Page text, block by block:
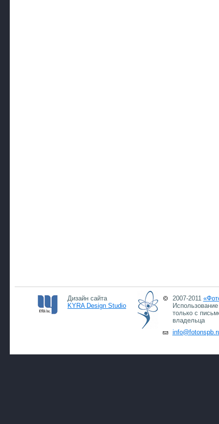
Дизайн сайта
KYRA Design Studio
2007-2011
только с
владельца